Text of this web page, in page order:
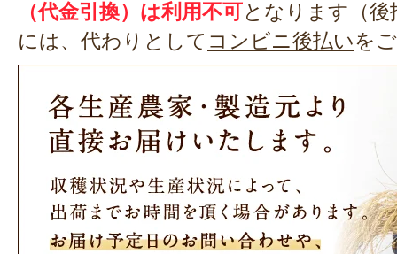
（代金引換）は利用不可となります（
には、代わりとして コンビニ後払いを